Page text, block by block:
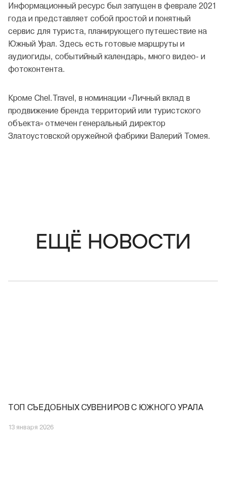
Информационный ресурс был запущен в феврале 2021
года и представляет собой простой и понятный
сервис для туриста, планирующего путешествие на
Южный Урал. Здесь есть готовые маршруты и
аудиогиды, событийный календарь, много видео- и
фотоконтента.
Кроме Chel.Travel, в номинации «Личный вклад в
продвижение бренда территорий или туристского
объекта» отмечен генеральный директор
Златоустовской оружейной фабрики Валерий Томея.
ЕЩЁ НОВОСТИ
ТОП СЪЕДОБНЫХ СУВЕНИРОВ С ЮЖНОГО УРАЛА
13 января 2026